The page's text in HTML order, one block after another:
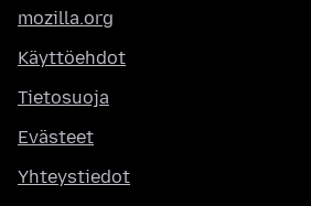
mozilla.org
Käyttöehdot
Tietosuoja
Evästeet
Yhteystiedot